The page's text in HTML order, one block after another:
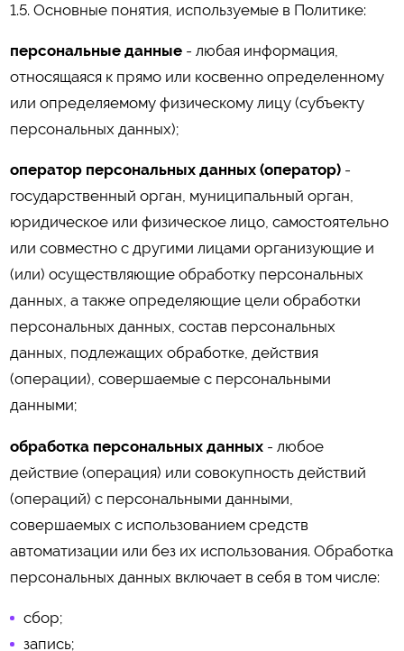
1.5. Основные понятия, используемые в Политике:
персональные данные- любая информация,
относящаяся к прямо или косвенно определенному
или определяемому физическому лицу (субъекту
персональных данных);
оператор персональных данных (оператор)-
государственный орган, муниципальный орган,
юридическое или физическое лицо, самостоятельно
или совместно с другими лицами организующие и
(или) осуществляющие обработку персональных
данных, а также определяющие цели обработки
персональных данных, состав персональных
данных, подлежащих обработке, действия
(операции), совершаемые с персональными
данными;
обработка персональных данных- любое
действие (операция) или совокупность действий
(операций) с персональными данными,
совершаемых с использованием средств
автоматизации или без их использования. Обработка
персональных данных включает в себя в том числе:
сбор;
запись;